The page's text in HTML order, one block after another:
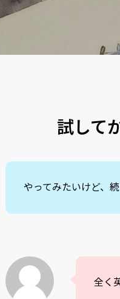
試して
やってみたいけど、
全く